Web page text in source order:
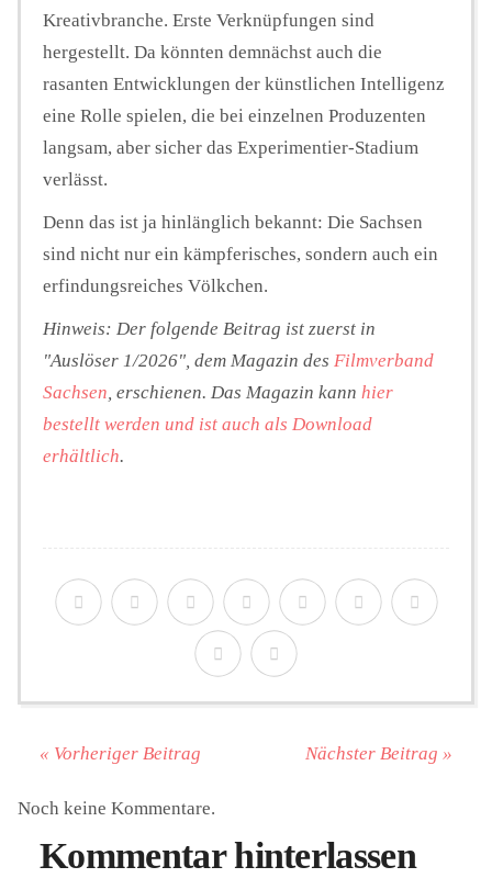
Kreativbranche. Erste Verknüpfungen sind
hergestellt. Da könnten demnächst auch die
rasanten Entwicklungen der künstlichen Intelligenz
eine Rolle spielen, die bei einzelnen Produzenten
langsam, aber sicher das Experimentier-Stadium
verlässt.
Denn das ist ja hinlänglich bekannt: Die Sachsen
sind nicht nur ein kämpferisches, sondern auch ein
erfindungsreiches Völkchen.
Hinweis: Der folgende Beitrag ist zuerst in
"Auslöser 1/2026", dem Magazin des Filmverband
Sachsen, erschienen. Das Magazin kann hier
bestellt werden und ist auch als Download
erhältlich.
« Vorheriger Beitrag Nächster Beitrag »
Noch keine Kommentare.
Kommentar hinterlassen